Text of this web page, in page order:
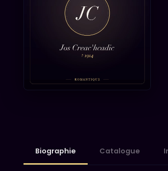
Biographie Catalogue